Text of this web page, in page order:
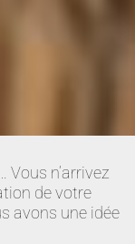
Vous n’arrivez
de votre
avons une idée